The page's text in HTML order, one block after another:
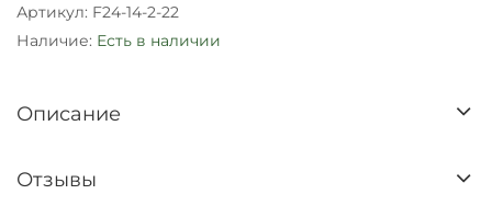
Артикул: F24-14-2-22
Наличие: Есть в наличии
Описание
Отзывы